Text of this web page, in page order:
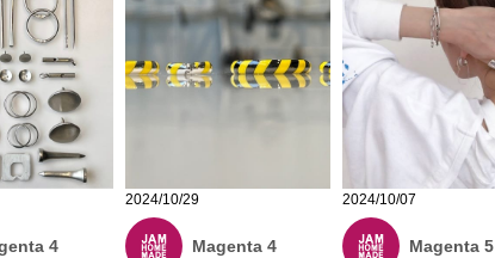
4
2024/10/29
Magenta 4
2024/10/07
Magenta 5